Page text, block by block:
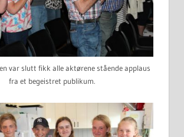
var slutt fikk alle aktørene stående applaus
fra et begeistret publikum.